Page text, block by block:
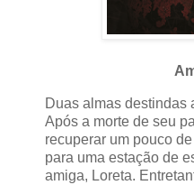
Duas almas destindas
Após a morte de seu
recuperar um pouco
para uma estação de
amiga, Loreta.